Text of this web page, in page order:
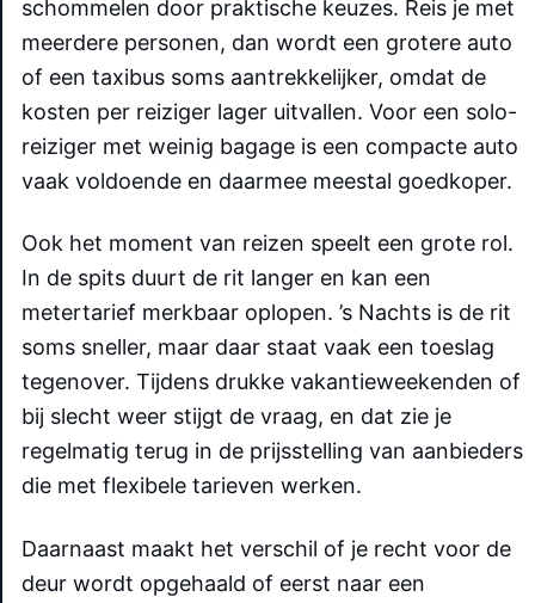
schommelen door praktische keuzes. Reis je met
meerdere personen, dan wordt een grotere auto
of een taxibus soms aantrekkelijker, omdat de
kosten per reiziger lager uitvallen. Voor een solo-
reiziger met weinig bagage is een compacte auto
vaak voldoende en daarmee meestal goedkoper.
Ook het moment van reizen speelt een grote rol.
In de spits duurt de rit langer en kan een
metertarief merkbaar oplopen. ’s Nachts is de rit
soms sneller, maar daar staat vaak een toeslag
tegenover. Tijdens drukke vakantieweekenden of
bij slecht weer stijgt de vraag, en dat zie je
regelmatig terug in de prijsstelling van aanbieders
die met flexibele tarieven werken.
Daarnaast maakt het verschil of je recht voor de
deur wordt opgehaald of eerst naar een